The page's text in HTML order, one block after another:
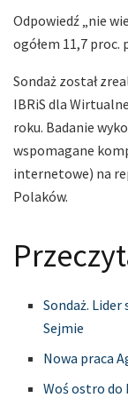
Odpowiedź „nie
ogółem 11,7 proc.
Sondaż został
IBRiS dla
roku. Badanie
wspomagane
internetowe) na
Polaków.
Sondaż.
Sejmie
Nowa praca
Woś ostro do